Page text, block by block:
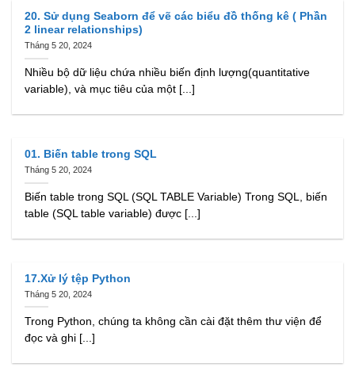
20. Sử dụng Seaborn để vẽ các biểu đồ thống kê ( Phần
2 linear relationships)
Tháng 5 20, 2024
Nhiều bộ dữ liệu chứa nhiều biến định lượng(quantitative
variable), và mục tiêu của một [...]
01. Biến table trong SQL
Tháng 5 20, 2024
Biến table trong SQL (SQL TABLE Variable) Trong SQL, biến
table (SQL table variable) được [...]
17.Xử lý tệp Python
Tháng 5 20, 2024
Trong Python, chúng ta không cần cài đặt thêm thư viện để
đọc và ghi [...]